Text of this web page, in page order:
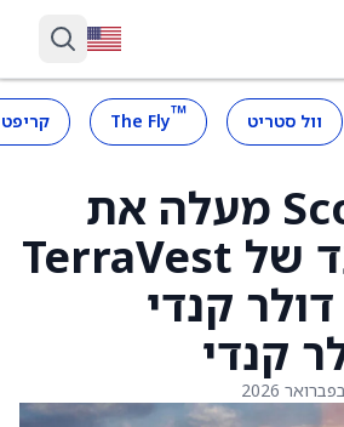
וול סטריט ™
The Fly
Scotiabank מעלה את
מחיר היעד של TerraVest
ל-184.50 דולר קנדי